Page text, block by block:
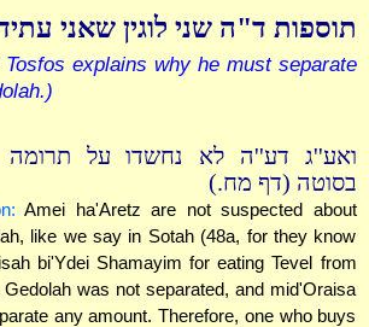
תוספות ד"ה שני לוגין שאני
Tosfos explains why he must separate
ואע''ג דע''ה לא נחשדו על תרומה
בסוטה (דף מח.)
Amei ha'Aretz are not suspected about
like we say in Sotah (48a, for they know
bi'Ydei Shamayim for eating Tevel from
was not separated, and mid'Oraisa
any amount. Therefore, one who buys